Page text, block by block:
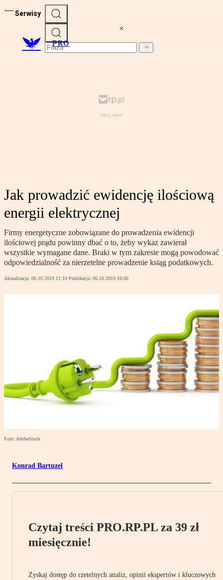
Serwisy
PRO
Jak prowadzić ewidencję ilościową
energii elektrycznej
Firmy energetyczne zobowiązane do prowadzenia ewidencji
ilościowej prądu powinny dbać o to, żeby wykaz zawierał
wszystkie wymagane dane. Braki w tym zakresie mogą powodować
odpowiedzialność za nierzetelne prowadzenie ksiąg podatkowych.
Aktualizacja: 06.10.2019 11:10 Publikacja: 06.10.2019 10:00
Foto: AdobeStock
Konrad Bartuzel
Czytaj treści PRO.RP.PL za 39 zł
miesięcznie!
Zyskaj dostęp do rzetelnych analiz, opinii ekspertów i kluczowych